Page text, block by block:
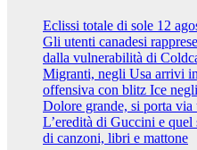
Eclissi totale di sole 12
Gli utenti canadesi
dalla vulnerabilità di
Migranti, negli Usa arrivi
offensiva con blitz Ice
Dolore grande, si porta via
L’eredità di Guccini e
di canzoni, libri e mattone